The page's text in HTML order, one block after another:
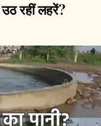
रहीं लहरें?